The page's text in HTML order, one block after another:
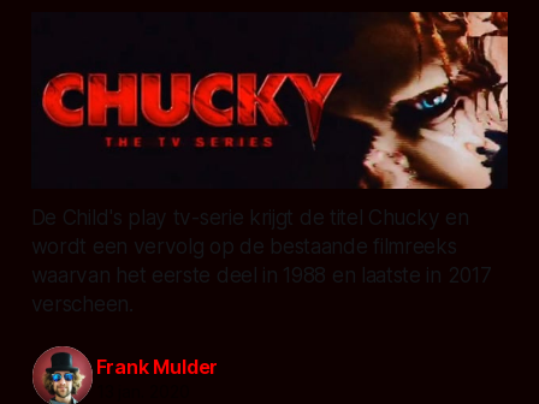
De Child's play tv-serie krijgt de titel Chucky en
wordt een vervolg op de bestaande filmreeks
waarvan het eerste deel in 1988 en laatste in 2017
verscheen.
Frank Mulder